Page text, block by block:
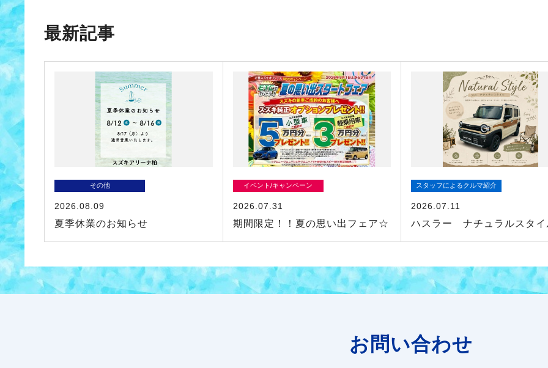
最新記事
その他
2026.08.09
夏季休業のお知らせ
イベント/キャンペーン
2026.07.31
期間限定！！夏の思い出フェア☆
スタッフによるクルマ紹介
2026.07.11
ハスラー ナチュラルスタイ
お問い合わせ